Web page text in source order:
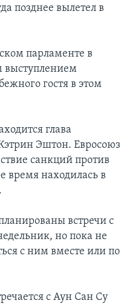
позднее вылетел в
парламенте в
выступлением
гостя в этом
глава
Эштон. Евросоюз
санкций против
время находилась в
встречи с
но пока не
с ним вместе или по
с Аун Сан Су